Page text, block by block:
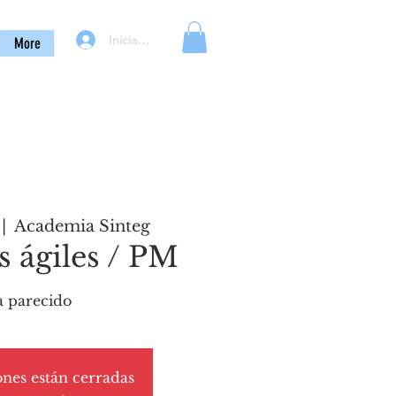
More Iniciar sesión
Academia Sinteg
ágiles / PM
parecido
están cerradas